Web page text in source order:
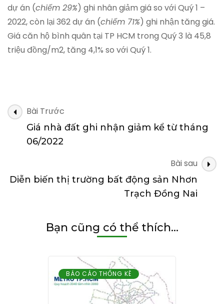
dự án (chiếm 29%) ghi nhân giảm giá so với Quý 1 –
2022, còn lại 362 dự án (chiếm 71%) ghi nhận tăng giá.
Giá căn hộ bình quân tại TP HCM trong Quý 3 là 45,8
triệu đồng/m2, tăng 4,1% so với Quý 1.
Điều
hướng
Bài Trước
Giá nhà đất ghi nhận giảm kể từ tháng
06/2022
Bài sau
Diễn biến thị trường bất động sản Nhơn
Trạch Đồng Nai
Bạn cũng có thể thích...
BÁO CÁO THỐNG KÊ